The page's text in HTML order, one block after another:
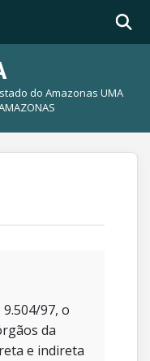
do Amazonas UMA
97, o
da
e indireta